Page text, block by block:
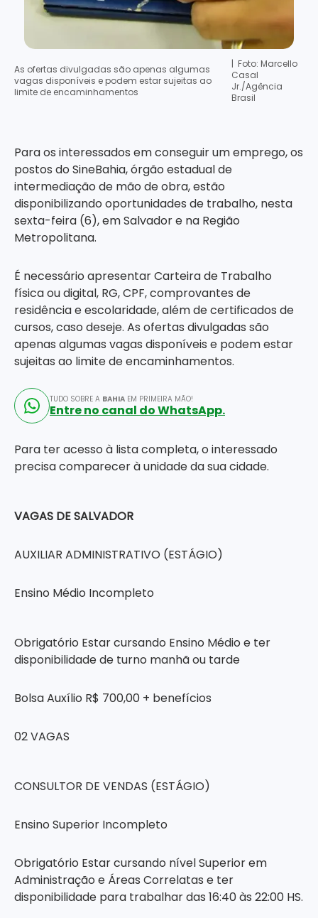
As ofertas divulgadas são apenas algumas
vagas disponíveis e podem estar sujeitas ao
limite de encaminhamentos
| Foto: Marcello
Casal
Jr./Agência
Brasil
Para os interessados em conseguir um emprego, os
postos do SineBahia, órgão estadual de
intermediação de mão de obra, estão
disponibilizando oportunidades de trabalho, nesta
sexta-feira (6), em Salvador e na Região
Metropolitana.
É necessário apresentar Carteira de Trabalho
física ou digital, RG, CPF, comprovantes de
residência e escolaridade, além de certificados de
cursos, caso deseje. As ofertas divulgadas são
apenas algumas vagas disponíveis e podem estar
sujeitas ao limite de encaminhamentos.
TUDO SOBRE A BAHIA EM PRIMEIRA MÃO!
Entre no canal do WhatsApp.
Para ter acesso à lista completa, o interessado
precisa comparecer à unidade da sua cidade.
VAGAS DE SALVADOR
AUXILIAR ADMINISTRATIVO (ESTÁGIO)
Ensino Médio Incompleto
Obrigatório Estar cursando Ensino Médio e ter
disponibilidade de turno manhã ou tarde
Bolsa Auxílio R$ 700,00 + benefícios
02 VAGAS
CONSULTOR DE VENDAS (ESTÁGIO)
Ensino Superior Incompleto
Obrigatório Estar cursando nível Superior em
Administração e Áreas Correlatas e ter
disponibilidade para trabalhar das 16:40 às 22:00 HS.